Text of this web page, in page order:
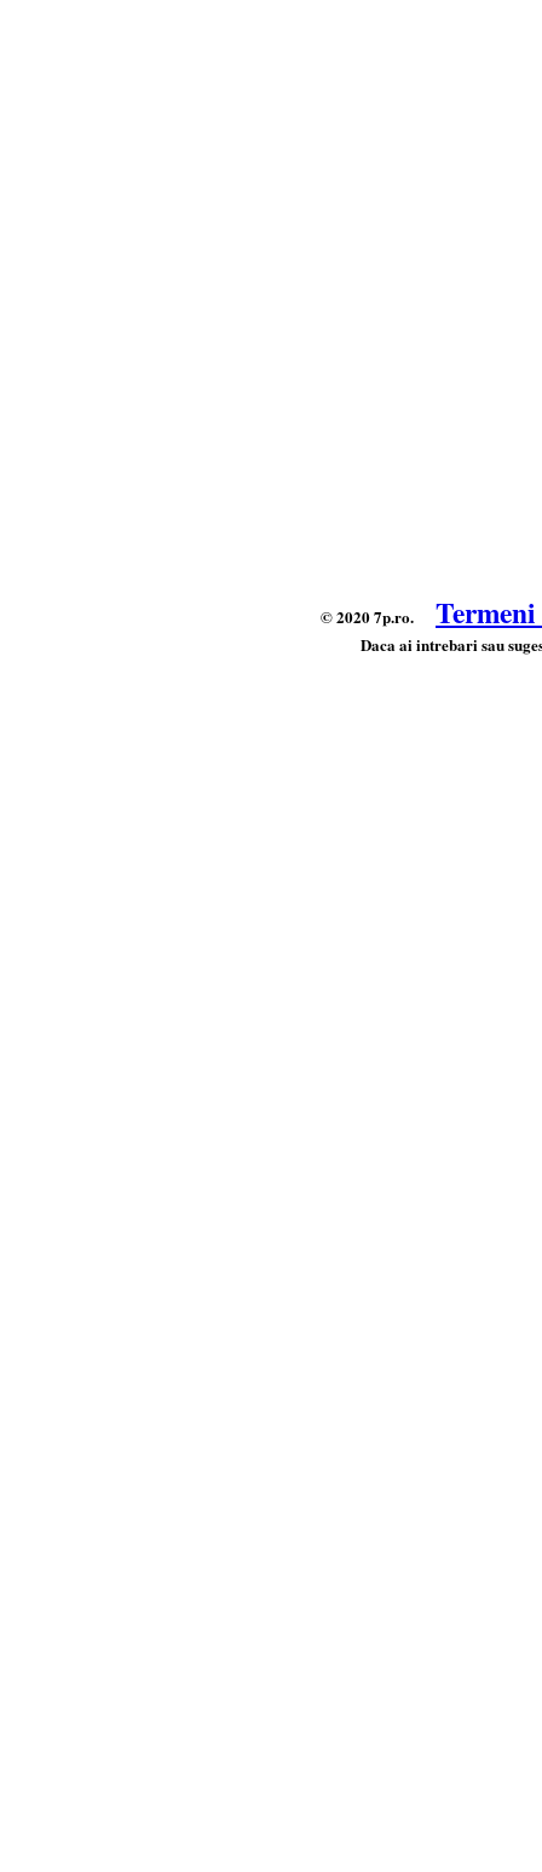
© 2020 7p.ro.
Daca ai intrebari sau